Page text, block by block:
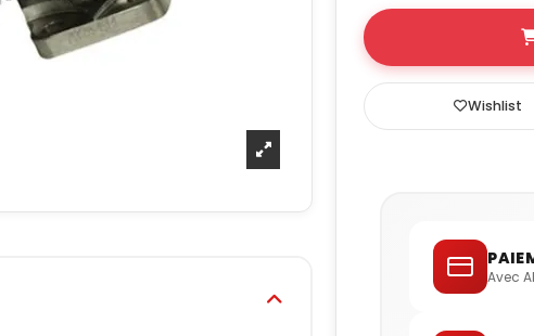
Wishlist
Avec